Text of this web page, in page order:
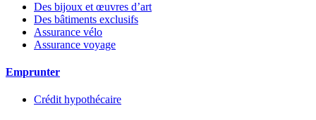
Des bijoux et œuvres d’art
Des bâtiments exclusifs
Assurance vélo
Assurance voyage
Emprunter
Crédit hypothécaire